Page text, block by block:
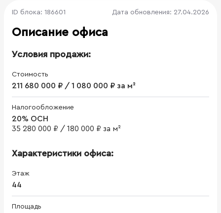
ID блока: 186601 Дата обновления: 27.04.2026
Описание офиса
Условия продажи:
Стоимость
211 680 000 ₽ / 1 080 000 ₽ за м²
Налогообложение
20% ОСН
35 280 000 ₽ / 180 000 ₽ за м²
Характеристики офиса:
Этаж
44
Площадь